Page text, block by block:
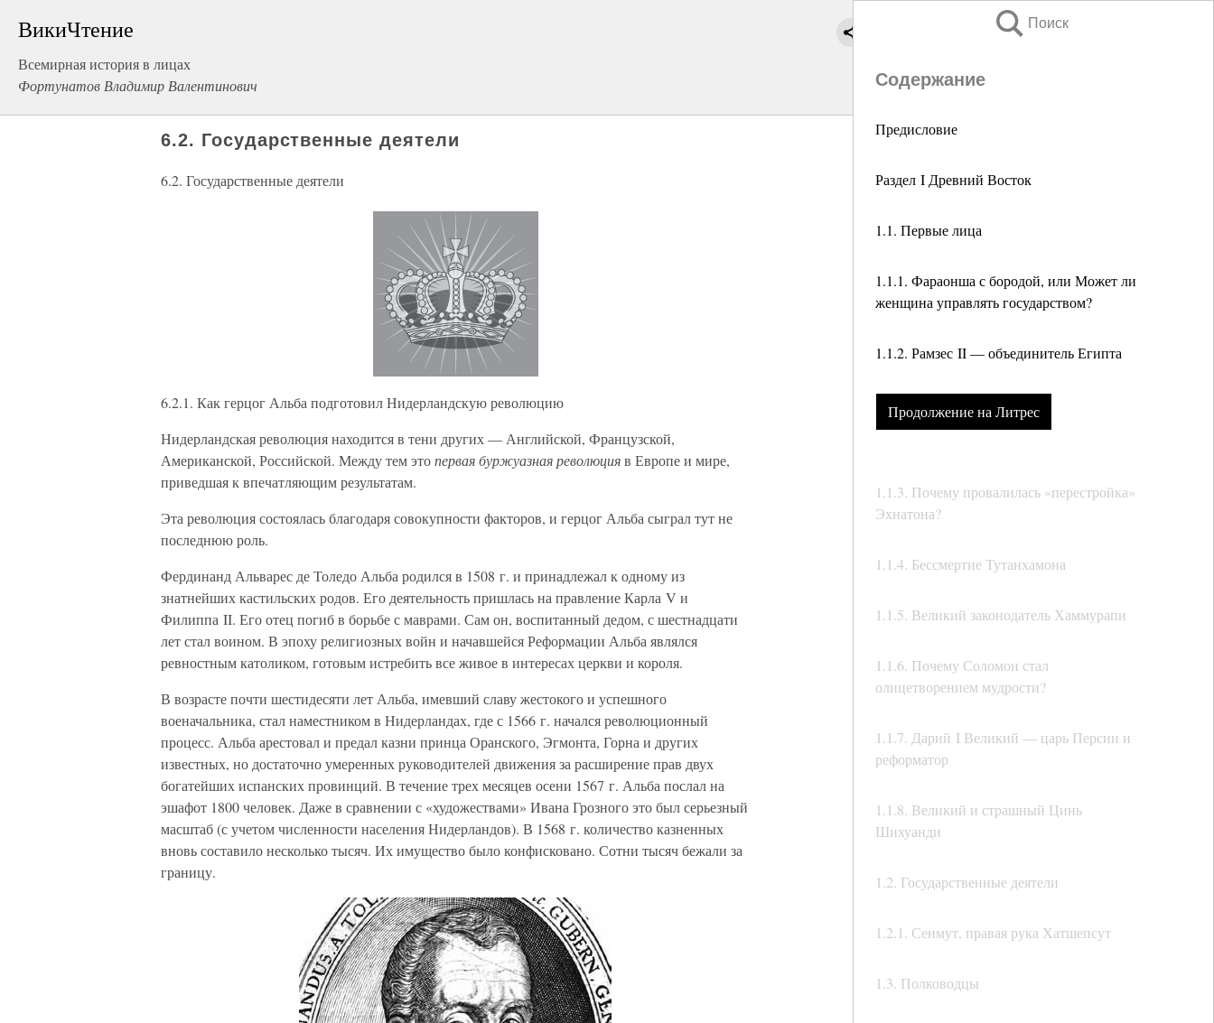
ВикиЧтение
Всемирная история в лицах
Фортунатов Владимир Валентинович
Поиск
Содержание
Предисловие
Раздел I Древний Восток
1.1. Первые лица
1.1.1. Фараонша с бородой, или Может ли
женщина управлять государством?
1.1.2. Рамзес II — объединитель Египта
Продолжение на Литрес
1.1.3. Почему провалилась «перестройка»
Эхнатона?
1.1.4. Бессмертие Тутанхамона
1.1.5. Великий законодатель Хаммурапи
1.1.6. Почему Соломон стал
олицетворением мудрости?
1.1.7. Дарий I Великий — царь Персии и
реформатор
1.1.8. Великий и страшный Цинь
Шихуанди
1.2. Государственные деятели
1.2.1. Сенмут, правая рука Хатшепсут
1.3. Полководцы
6.2. Государственные деятели
6.2. Государственные деятели
6.2.1. Как герцог Альба подготовил Нидерландскую революцию
Нидерландская революция находится в тени других — Английской, Французской,
Американской, Российской. Между тем этопервая буржуазная революцияв Европе и мире,
приведшая к впечатляющим результатам.
Эта революция состоялась благодаря совокупности факторов, и герцог Альба сыграл тут не
последнюю роль.
Фердинанд Альварес де Толедо Альба родился в 1508 г. и принадлежал к одному из
знатнейших кастильских родов. Его деятельность пришлась на правление Карла V и
Филиппа II. Его отец погиб в борьбе с маврами. Сам он, воспитанный дедом, с шестнадцати
лет стал воином. В эпоху религиозных войн и начавшейся Реформации Альба являлся
ревностным католиком, готовым истребить все живое в интересах церкви и короля.
В возрасте почти шестидесяти лет Альба, имевший славу жестокого и успешного
военачальника, стал наместником в Нидерландах, где с 1566 г. начался революционный
процесс. Альба арестовал и предал казни принца Оранского, Эгмонта, Горна и других
известных, но достаточно умеренных руководителей движения за расширение прав двух
богатейших испанских провинций. В течение трех месяцев осени 1567 г. Альба послал на
эшафот 1800 человек. Даже в сравнении с «художествами» Ивана Грозного это был серьезный
масштаб (с учетом численности населения Нидерландов). В 1568 г. количество казненных
вновь составило несколько тысяч. Их имущество было конфисковано. Сотни тысяч бежали за
границу.